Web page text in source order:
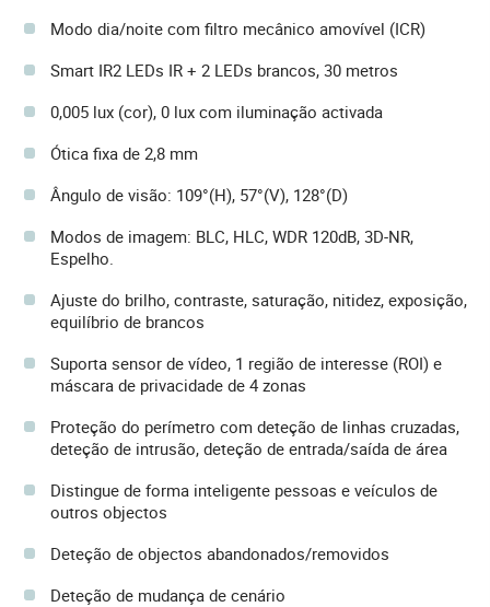
Modo dia/noite com filtro mecânico amovível (ICR)
Smart IR2 LEDs IR + 2 LEDs brancos, 30 metros
0,005 lux (cor), 0 lux com iluminação activada
Ótica fixa de 2,8 mm
Ângulo de visão: 109°(H), 57°(V), 128°(D)
Modos de imagem: BLC, HLC, WDR 120dB, 3D-NR,
Espelho.
Ajuste do brilho, contraste, saturação, nitidez, exposição,
equilíbrio de brancos
Suporta sensor de vídeo, 1 região de interesse (ROI) e
máscara de privacidade de 4 zonas
Proteção do perímetro com deteção de linhas cruzadas,
deteção de intrusão, deteção de entrada/saída de área
Distingue de forma inteligente pessoas e veículos de
outros objectos
Deteção de objectos abandonados/removidos
Deteção de mudança de cenário